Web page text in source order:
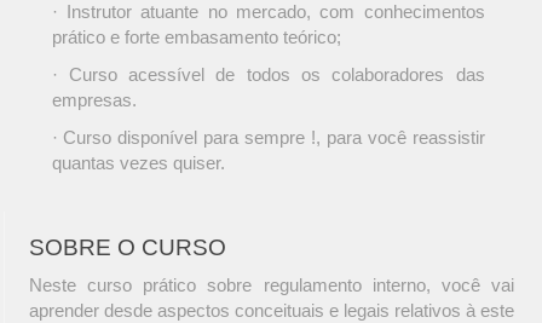
· Instrutor atuante no mercado, com conhecimentos
prático e forte embasamento teórico;
· Curso acessível de todos os colaboradores das
empresas.
· Curso disponível para sempre !, para você reassistir
quantas vezes quiser.
SOBRE O CURSO
Neste curso prático sobre regulamento interno, você vai
aprender desde aspectos conceituais e legais relativos à este